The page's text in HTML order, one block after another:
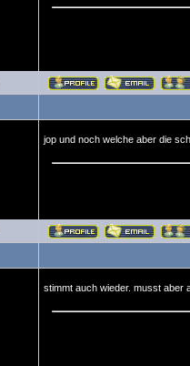
jop und noch welche aber die
stimmt auch wieder. musst aber